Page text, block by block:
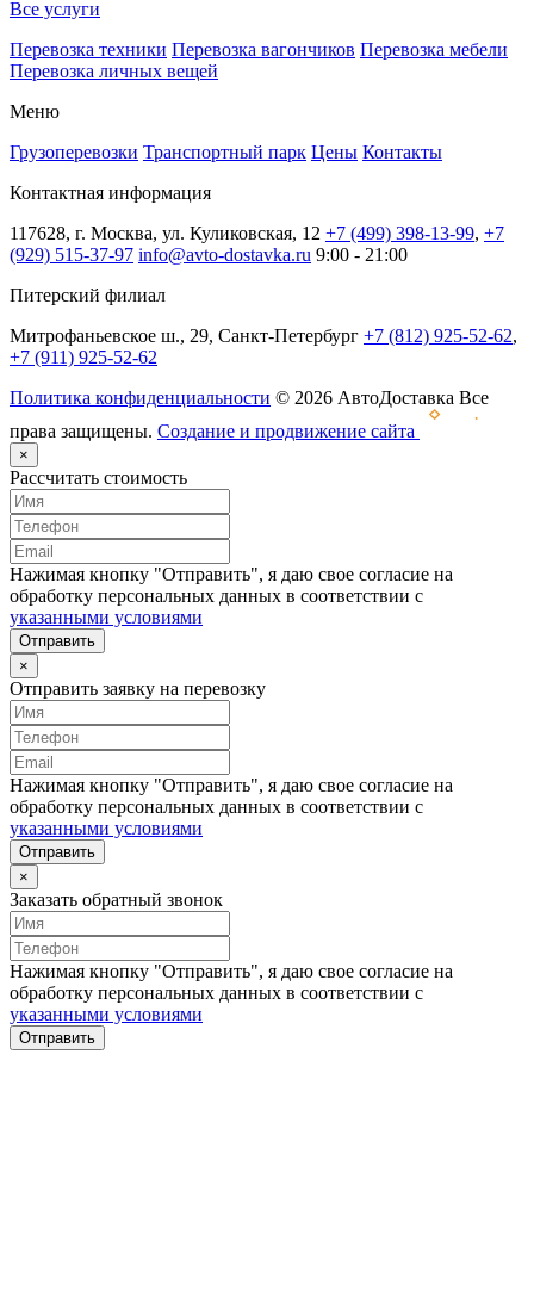
Все услуги
Перевозка техники Перевозка вагончиков Перевозка мебели
Перевозка личных вещей
Меню
Грузоперевозки Транспортный парк Цены Контакты
Контактная информация
117628, г. Москва, ул. Куликовская, 12 +7 (499) 398-13-99, +7
(929) 515-37-97 info@avto-dostavka.ru 9:00 - 21:00
Питерский филиал
Митрофаньевское ш., 29, Санкт-Петербург +7 (812) 925-52-62,
+7 (911) 925-52-62
Политика конфиденциальности © 2026 АвтоДоставка Все
права защищены. Создание и продвижение сайта
×
Рассчитать стоимость
Нажимая кнопку "Отправить", я даю свое согласие на
обработку персональных данных в соответствии с
указанными условиями
Отправить
×
Отправить заявку на перевозку
Нажимая кнопку "Отправить", я даю свое согласие на
обработку персональных данных в соответствии с
указанными условиями
Отправить
×
Заказать обратный звонок
Нажимая кнопку "Отправить", я даю свое согласие на
обработку персональных данных в соответствии с
указанными условиями
Отправить